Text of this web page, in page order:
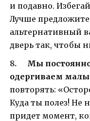
и подавно.
Лучше
альтернативный
дверь так, чтобы
Мы
одергиваем
повторять:
Куда ты полез! Не
придет момент,